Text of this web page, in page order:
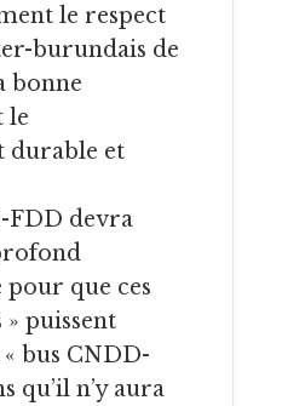
le respect
burundais de
bonne
le
durable et
FDD devra
que ces
» puissent
bus CNDD-
qu’il n’y aura